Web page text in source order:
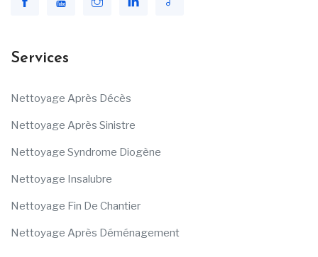
Services
Nettoyage Après Décès
Nettoyage Après Sinistre
Nettoyage Syndrome Diogène
Nettoyage Insalubre
Nettoyage Fin De Chantier
Nettoyage Après Déménagement